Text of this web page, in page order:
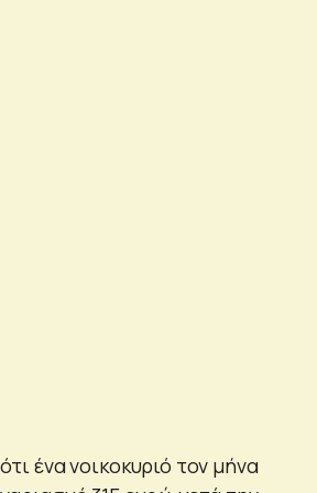
ένα νοικοκυριό τον μήνα